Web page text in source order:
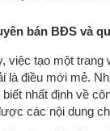
bán BĐS và
việc tạo một
là điều mới mẻ.
nhất định về
các nội dung